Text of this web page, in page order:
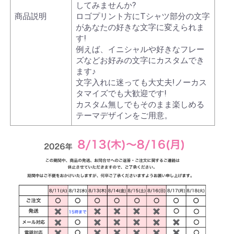
商品説明
してみませんか?
ロゴプリント方にTシャツ部分の文字
があなたの好きな文字に変えられま
す!
例えば、イニシャルや好きなフレー
ズなどお好みの文字にカスタムでき
ます♪
文字入れに迷っても大丈夫!ノーカス
タマイズでも大歓迎です!
カスタム無しでもそのまま楽しめる
テーマデザインをご用意。